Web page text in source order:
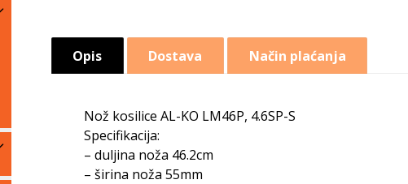
Opis Dostava Način plaćanja
Nož kosilice AL-KO LM46P, 4.6SP-S
Specifikacija:
– duljina noža 46.2cm
– širina noža 55mm